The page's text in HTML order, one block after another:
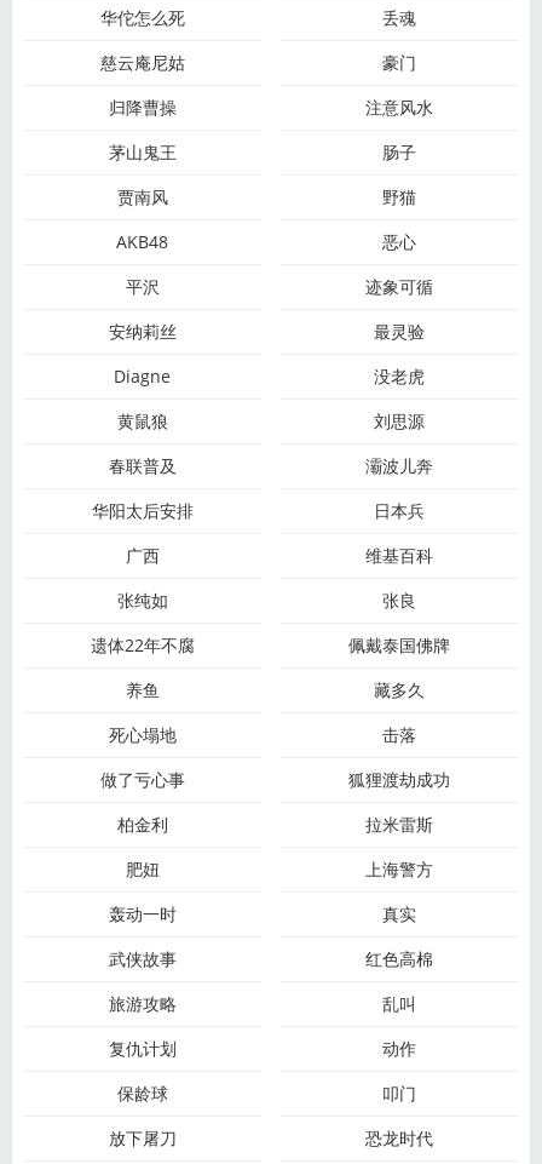
华佗怎么死
丢魂
慈云庵尼姑
豪门
归降曹操
注意风水
茅山鬼王
肠子
贾南风
野猫
AKB48
恶心
平沢
迹象可循
安纳莉丝
最灵验
Diagne
没老虎
黄鼠狼
刘思源
春联普及
灞波儿奔
华阳太后安排
日本兵
广西
维基百科
张纯如
张良
遗体22年不腐
佩戴泰国佛牌
养鱼
藏多久
死心塌地
击落
做了亏心事
狐狸渡劫成功
柏金利
拉米雷斯
肥妞
上海警方
轰动一时
真实
武侠故事
红色高棉
旅游攻略
乱叫
复仇计划
动作
保龄球
叩门
放下屠刀
恐龙时代